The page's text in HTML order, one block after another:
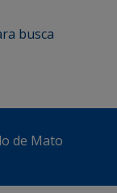
busca
de Mato